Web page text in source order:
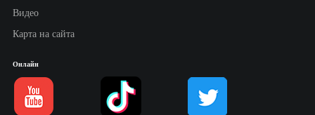
Видео
Карта на сайта
Онлайн